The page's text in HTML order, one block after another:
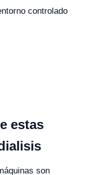
controlado
estas
son